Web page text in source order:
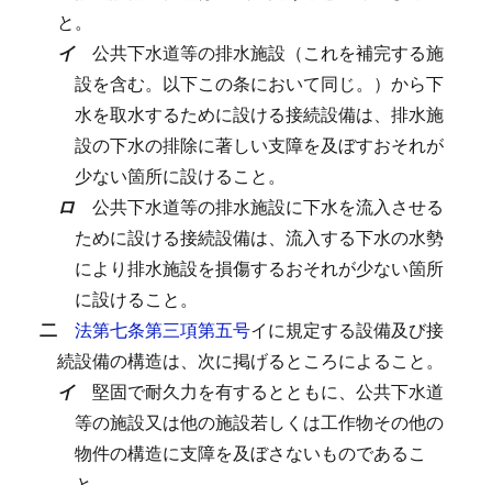
と。
イ 公共下水道等の排水施設（これを補完する施
設を含む。以下この条において同じ。）から下
水を取水するために設ける接続設備は、排水施
設の下水の排除に著しい支障を及ぼすおそれが
少ない箇所に設けること。
ロ 公共下水道等の排水施設に下水を流入させる
ために設ける接続設備は、流入する下水の水勢
により排水施設を損傷するおそれが少ない箇所
に設けること。
二 法第七条第三項第五号イに規定する設備及び接
続設備の構造は、次に掲げるところによること。
イ 堅固で耐久力を有するとともに、公共下水道
等の施設又は他の施設若しくは工作物その他の
物件の構造に支障を及ぼさないものであるこ